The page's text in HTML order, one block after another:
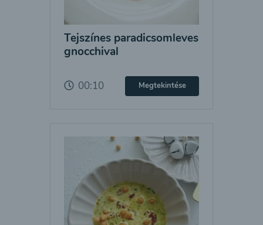
Tejszínes paradicsomleves
gnocchival
00:10 Megtekintése